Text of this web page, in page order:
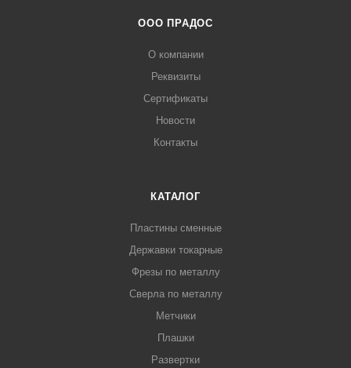
ООО ПРАДОС
О компании
Реквизиты
Сертификаты
Новости
Контакты
КАТАЛОГ
Пластины сменные
Державки токарные
Фрезы по металлу
Сверла по металлу
Метчики
Плашки
Развертки